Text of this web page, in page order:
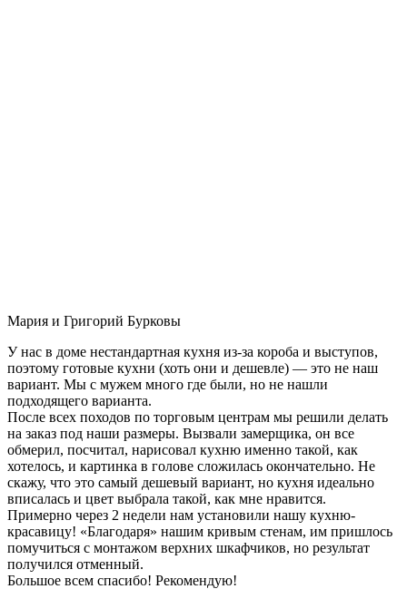
Мария и Григорий Бурковы
У нас в доме нестандартная кухня из-за короба и выступов,
поэтому готовые кухни (хоть они и дешевле) — это не наш
вариант. Мы с мужем много где были, но не нашли
подходящего варианта.
После всех походов по торговым центрам мы решили делать
на заказ под наши размеры. Вызвали замерщика, он все
обмерил, посчитал, нарисовал кухню именно такой, как
хотелось, и картинка в голове сложилась окончательно. Не
скажу, что это самый дешевый вариант, но кухня идеально
вписалась и цвет выбрала такой, как мне нравится.
Примерно через 2 недели нам установили нашу кухню-
красавицу! «Благодаря» нашим кривым стенам, им пришлось
помучиться с монтажом верхних шкафчиков, но результат
получился отменный.
Большое всем спасибо! Рекомендую!